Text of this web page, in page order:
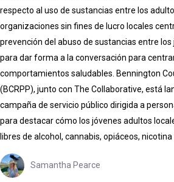
respecto al uso de sustancias entre los
organizaciones sin fines de lucro locales
prevención del abuso de sustancias entre
para dar forma a la conversación para
comportamientos saludables. Bennington
(BCRPP), junto con The Collaborative, está
campaña de servicio público dirigida a
para destacar cómo los jóvenes adultos
libres de alcohol, cannabis, opiáceos, nicotina
Samantha Pearce